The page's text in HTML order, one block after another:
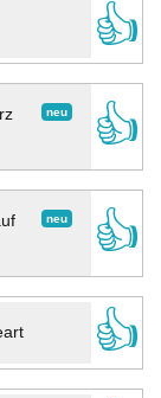
👍
neu 👍
neu
👍
👍